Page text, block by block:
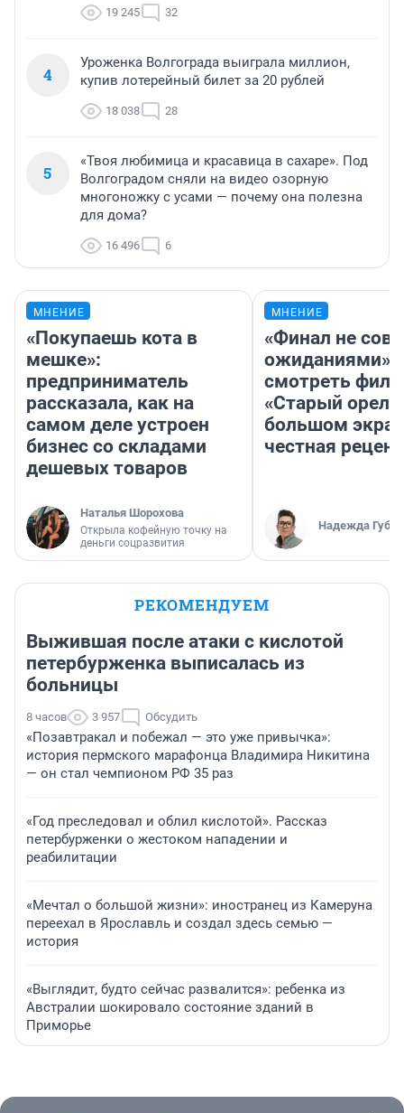
19 245 32
4
Уроженка Волгограда выиграла миллион,
купив лотерейный билет за 20 рублей
18 038 28
5
«Твоя любимица и красавица в сахаре». Под
Волгоградом сняли на видео озорную
многоножку с усами — почему она полезна
для дома?
16 496 6
МНЕНИЕ
«Покупаешь кота в
мешке»:
предприниматель
рассказала, как на
самом деле устроен
бизнес со складами
дешевых товаров
Наталья Шорохова
Открыла кофейную точку на
деньги соцразвития
МНЕНИЕ
«Финал не
ожиданиями»:
смотреть
«Старый орел»
большом
честная
Надежда
РЕКОМЕНДУЕМ
Выжившая после атаки с кислотой
петербурженка выписалась из
больницы
8 часов 3 957 Обсудить
«Позавтракал и побежал — это уже привычка»:
история пермского марафонца Владимира Никитина
— он стал чемпионом РФ 35 раз
«Год преследовал и облил кислотой». Рассказ
петербурженки о жестоком нападении и
реабилитации
«Мечтал о большой жизни»: иностранец из Камеруна
переехал в Ярославль и создал здесь семью —
история
«Выглядит, будто сейчас развалится»: ребенка из
Австралии шокировало состояние зданий в
Приморье